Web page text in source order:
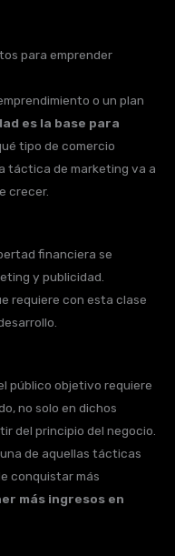
para emprender
o un plan
es la base para
tipo de comercio
táctica de marketing va a
crecer.
financiera se
y publicidad.
requiere con esta clase
público objetivo requiere
no solo en dichos
del principio del negocio.
de aquellas tácticas
conquistar más
más ingresos en